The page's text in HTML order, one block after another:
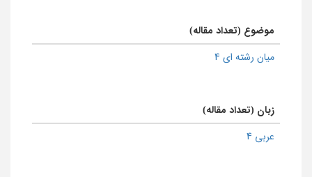
موضوع (تعداد مقاله)
میان رشته ای 4
زبان (تعداد مقاله)
عربی 4